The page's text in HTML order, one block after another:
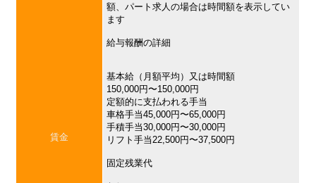
賃金
額、パート求人の場合は時間額を表示してい
ます
給与報酬の詳細
基本給（月額平均）又は時間額
150,000円〜150,000円
定額的に支払われる手当
車格手当45,000円〜65,000円
手積手当30,000円〜30,000円
リフト手当22,500円〜37,500円
固定残業代